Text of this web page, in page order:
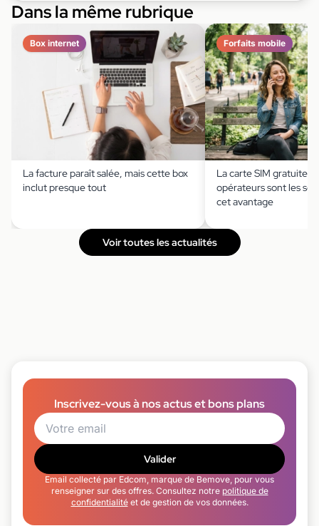
Dans la même rubrique
Box internet
La facture paraît salée, mais cette box
inclut presque tout
Forfaits mobile
La carte SIM gratuite ?
opérateurs sont les
cet avantage
Voir toutes les actualités
Inscrivez-vous à nos actus et bons plans
Valider
Email collecté par Edcom, marque de Bemove, pour vous
renseigner sur des offres. Consultez notre politique de
confidentialitéet de gestion de vos données.